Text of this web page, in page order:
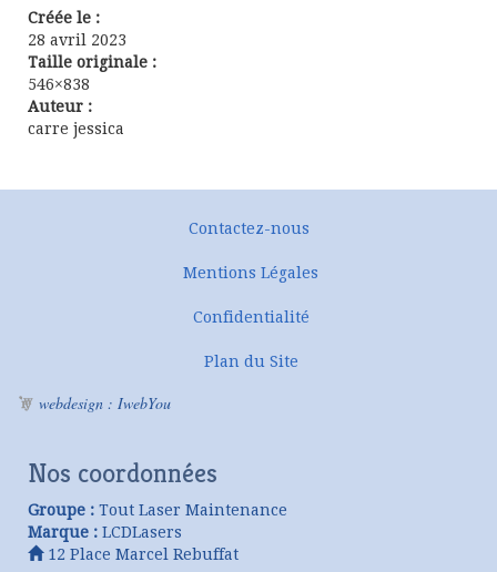
Créée le :
28 avril 2023
Taille originale :
546×838
Auteur :
carre jessica
Contactez-nous
Mentions Légales
Confidentialité
Plan du Site
webdesign : IwebYou
Nos coordonnées
Groupe : Tout Laser Maintenance
Marque : LCDLasers
12 Place Marcel Rebuffat